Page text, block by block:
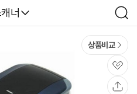
와
너
검
색
상품비교
관
심